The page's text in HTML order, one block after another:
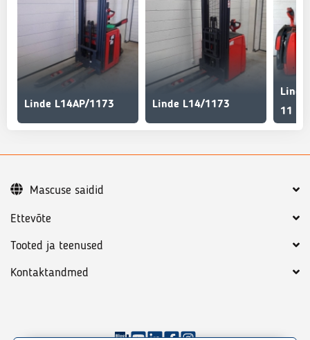
Linde L14AP/1173 Linde L14/1173
Linde
11
Ettevõte
Tooted ja teenused
Kontaktandmed
Mascuse saidid